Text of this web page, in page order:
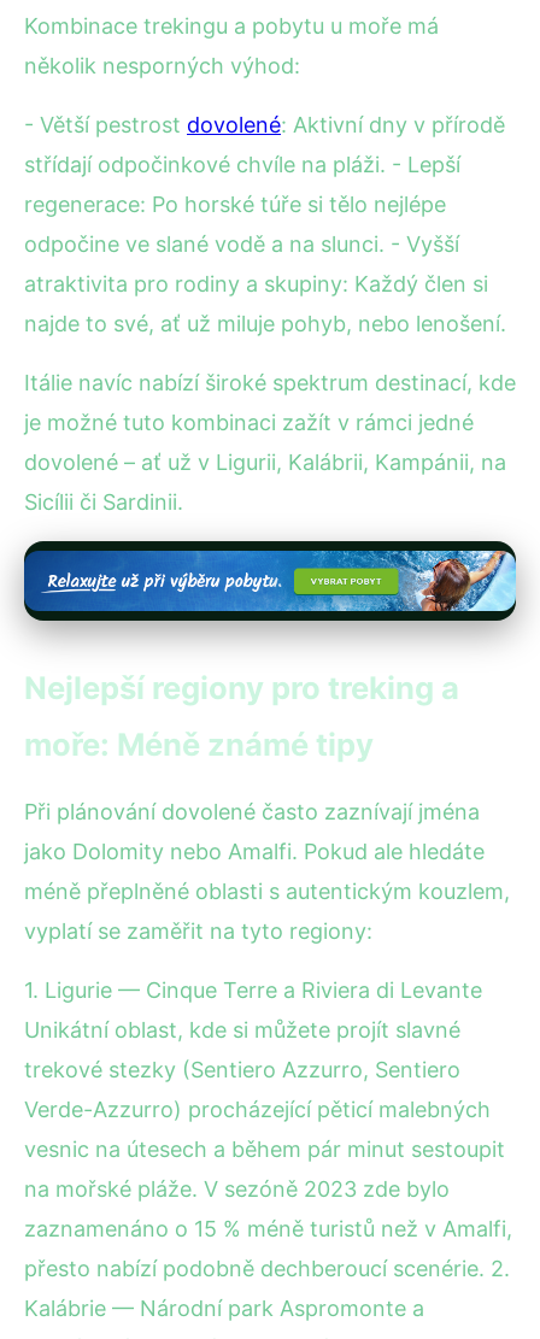
Kombinace trekingu a pobytu u moře má
několik nesporných výhod:
- Větší pestrost dovolené: Aktivní dny v přírodě
střídají odpočinkové chvíle na pláži. - Lepší
regenerace: Po horské túře si tělo nejlépe
odpočine ve slané vodě a na slunci. - Vyšší
atraktivita pro rodiny a skupiny: Každý člen si
najde to své, ať už miluje pohyb, nebo lenošení.
Itálie navíc nabízí široké spektrum destinací, kde
je možné tuto kombinaci zažít v rámci jedné
dovolené – ať už v Ligurii, Kalábrii, Kampánii, na
Sicílii či Sardinii.
Nejlepší regiony pro treking a
moře: Méně známé tipy
Při plánování dovolené často zaznívají jména
jako Dolomity nebo Amalfi. Pokud ale hledáte
méně přeplněné oblasti s autentickým kouzlem,
vyplatí se zaměřit na tyto regiony:
1. Ligurie — Cinque Terre a Riviera di Levante
Unikátní oblast, kde si můžete projít slavné
trekové stezky (Sentiero Azzurro, Sentiero
Verde-Azzurro) procházející pěticí malebných
vesnic na útesech a během pár minut sestoupit
na mořské pláže. V sezóně 2023 zde bylo
zaznamenáno o 15 % méně turistů než v Amalfi,
přesto nabízí podobně dechberoucí scenérie. 2.
Kalábrie — Národní park Aspromonte a